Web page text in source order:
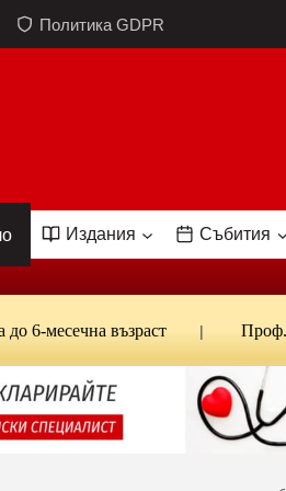
Политика GDPR
Издания Събития
възраст Проф.